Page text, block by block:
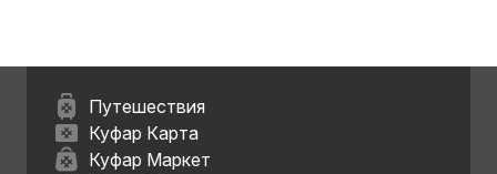
Путешествия
Куфар Карта
Куфар Маркет